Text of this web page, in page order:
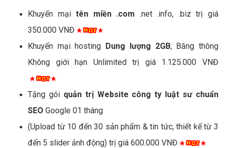
Khuyến mạitên miền .com .net .info, .biz trị giá
350.000 VNĐ
Khuyến mại hosting Dung lượng 2GB, Băng thông
Không giới hạn Unlimited trị giá 1.125.000 VNĐ
Tặng gói quản trị Website công ty luật sư chuẩn
SEO Google 01 tháng
(Upload từ 10 đến 30 sản phẩm & tin tức, thiết kế từ 3
đến 5 slider ảnh động) trị giá 600.000 VNĐ